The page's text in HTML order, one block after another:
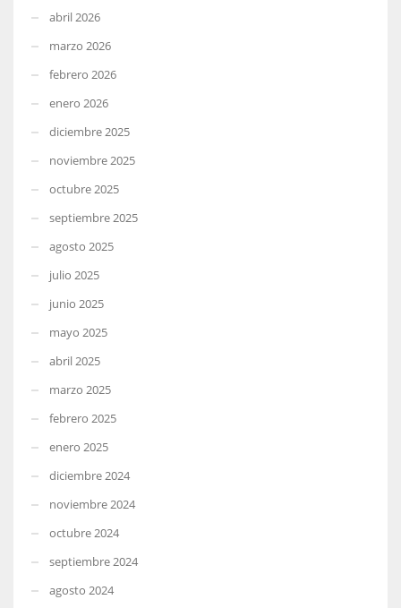
abril 2026
marzo 2026
febrero 2026
enero 2026
diciembre 2025
noviembre 2025
octubre 2025
septiembre 2025
agosto 2025
julio 2025
junio 2025
mayo 2025
abril 2025
marzo 2025
febrero 2025
enero 2025
diciembre 2024
noviembre 2024
octubre 2024
septiembre 2024
agosto 2024